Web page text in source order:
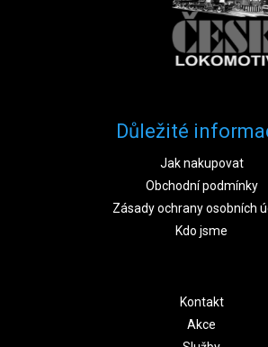
Důležité
Jak nakupovat
Obchodní podmínky
Zásady ochrany osobních
Kdo jsme
Kontakt
Akce